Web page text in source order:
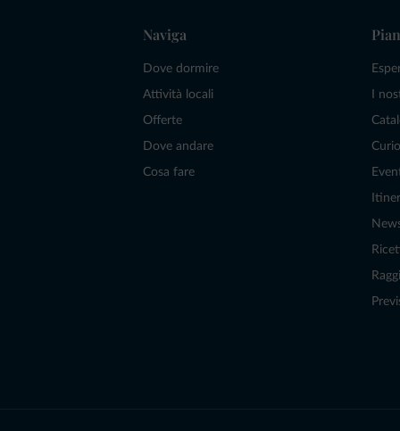
Naviga
Dove dormire
Attività locali
Offerte
Dove andare
Cosa fare
I